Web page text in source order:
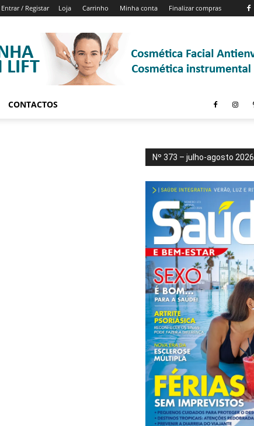
Entrar / Registar Loja Carrinho Minha conta Finalizar compras
CONTACTOS
Nº 373 – julho-agosto 2026